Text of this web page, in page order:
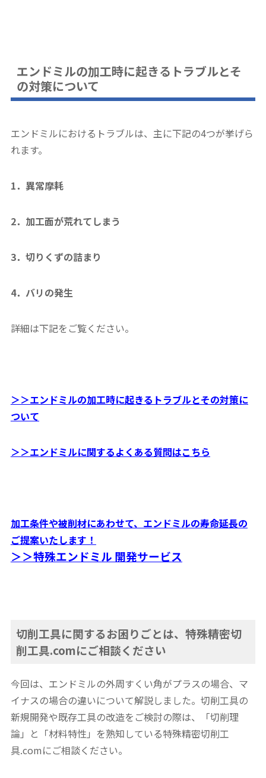
エンドミルの加工時に起きるトラブルとそ
の対策について
エンドミルにおけるトラブルは、主に下記の4つが挙げら
れます。
1．異常摩耗
2．加工面が荒れてしまう
3．切りくずの詰まり
4．バリの発生
詳細は下記をご覧ください。
＞＞エンドミルの加工時に起きるトラブルとその対策に
ついて
＞＞エンドミルに関するよくある質問はこちら
加工条件や被削材にあわせて、エンドミルの寿命延長の
ご提案いたします！
＞＞特殊エンドミル 開発サービス
切削工具に関するお困りごとは、特殊精密切
削工具.comにご相談ください
今回は、エンドミルの外周すくい角がプラスの場合、マ
イナスの場合の違いについて解説しました。切削工具の
新規開発や既存工具の改造をご検討の際は、「切削理
論」と「材料特性」を熟知している特殊精密切削工
具.comにご相談ください。